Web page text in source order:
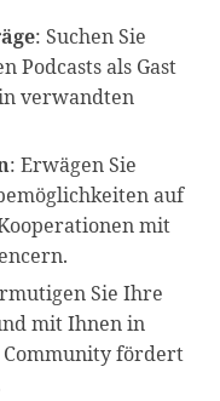
: Suchen Sie
Podcasts als Gast
verwandten
: Erwägen Sie
auf
mit
Sie Ihre
mit Ihnen in
fördert